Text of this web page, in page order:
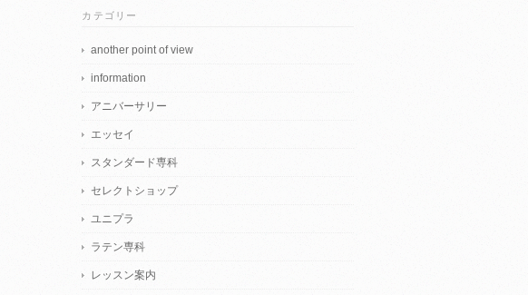
カテゴリー
another point of view
information
アニバーサリー
エッセイ
スタンダード専科
セレクトショップ
ユニプラ
ラテン専科
レッスン案内